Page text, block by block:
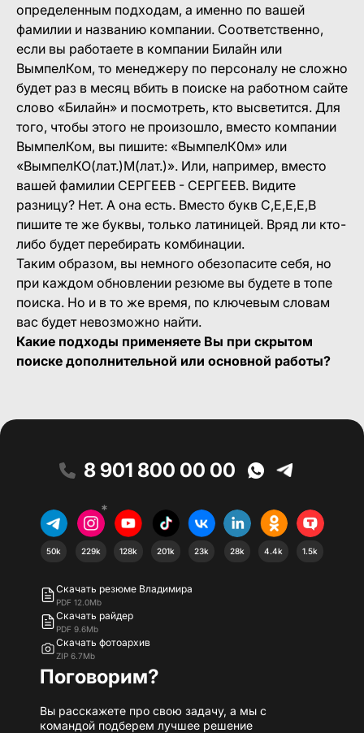
определенным подходам, а именно по вашей
фамилии и названию компании. Соответственно,
если вы работаете в компании Билайн или
ВымпелКом, то менеджеру по персоналу не сложно
будет раз в месяц вбить в поиске на работном сайте
слово «Билайн» и посмотреть, кто высветится. Для
того, чтобы этого не произошло, вместо компании
ВымпелКом, вы пишите: «ВымпелК0м» или
«ВымпелКО(лат.)М(лат.)». Или, например, вместо
вашей фамилии СЕРГЕЕВ - СЕРГЕЕВ. Видите
разницу? Нет. А она есть. Вместо букв С,Е,Е,Е,В
пишите те же буквы, только латиницей. Вряд ли кто-
либо будет перебирать комбинации.
Таким образом, вы немного обезопасите себя, но
при каждом обновлении резюме вы будете в топе
поиска. Но и в то же время, по ключевым словам
вас будет невозможно найти.
Какие подходы применяете Вы при скрытом
поиске дополнительной или основной работы?
8 901 800 00 00
50k
*
229k 128k 201k 23k 28k 4.4k 1.5k
Скачать резюме Владимира
PDF 12.0Mb
Скачать райдер
PDF 9.6Mb
Скачать фотоархив
ZIP 6.7Mb
Поговорим?
Вы расскажете про свою задачу, а мы с
командой подберем лучшее решение